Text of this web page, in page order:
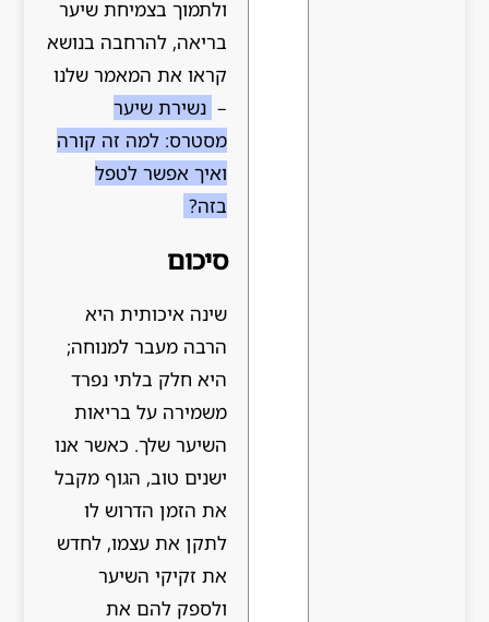
ולתמוך בצמיחת שיער
בריאה, להרחבה בנושא
קראו את המאמר שלנו
– נשירת שיער
מסטרס: למה זה קורה
ואיך אפשר לטפל
בזה?
סיכום
שינה איכותית היא
הרבה מעבר למנוחה;
היא חלק בלתי נפרד
משמירה על בריאות
השיער שלך. כאשר אנו
ישנים טוב, הגוף מקבל
את הזמן הדרוש לו
לתקן את עצמו, לחדש
את זקיקי השיער
ולספק להם את